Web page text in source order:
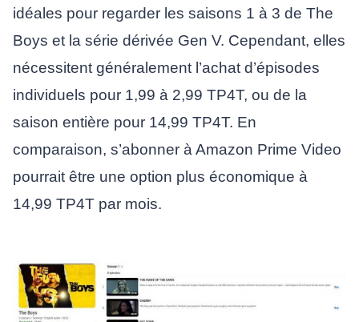
idéales pour regarder les saisons 1 à 3 de The
Boys et la série dérivée Gen V. Cependant, elles
nécessitent généralement l’achat d’épisodes
individuels pour 1,99 à 2,99 TP4T, ou de la
saison entière pour 14,99 TP4T. En
comparaison, s’abonner à Amazon Prime Video
pourrait être une option plus économique à
14,99 TP4T par mois.